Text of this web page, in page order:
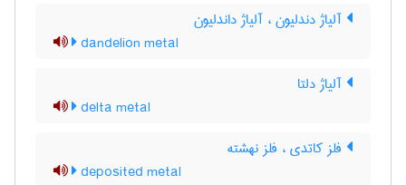
آلیاژ دندلیون ، آلیاژ داندلیون
dandelion metal
آلیاژ دلتا
delta metal
فلز کاتدی ، فلز نهشته
deposited metal